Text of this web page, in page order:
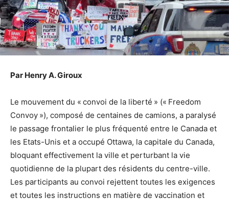
Par Henry A. Giroux
Le mouvement du « convoi de la liberté » (« Freedom
Convoy »), composé de centaines de camions, a paralysé
le passage frontalier le plus fréquenté entre le Canada et
les Etats-Unis et a occupé Ottawa, la capitale du Canada,
bloquant effectivement la ville et perturbant la vie
quotidienne de la plupart des résidents du centre-ville.
Les participants au convoi rejettent toutes les exigences
et toutes les instructions en matière de vaccination et